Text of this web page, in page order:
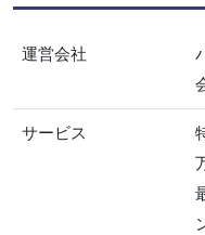
運営会社
サービス